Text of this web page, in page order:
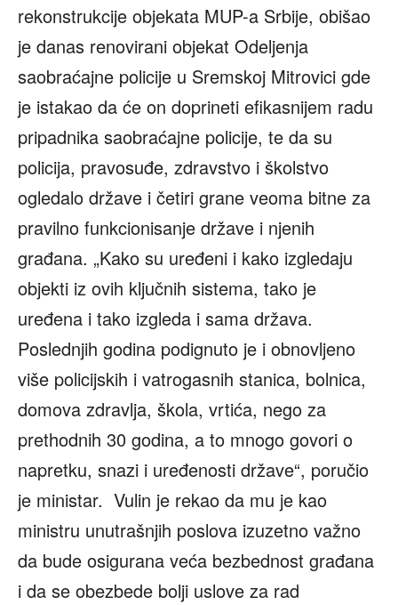
rekonstrukcije objekata MUP-a Srbije, obišao
je danas renovirani objekat Odeljenja
saobraćajne policije u Sremskoj Mitrovici gde
je istakao da će on doprineti efikasnijem radu
pripadnika saobraćajne policije, te da su
policija, pravosuđe, zdravstvo i školstvo
ogledalo države i četiri grane veoma bitne za
pravilno funkcionisanje države i njenih
građana. „Kako su uređeni i kako izgledaju
objekti iz ovih ključnih sistema, tako je
uređena i tako izgleda i sama država.
Poslednjih godina podignuto je i obnovljeno
više policijskih i vatrogasnih stanica, bolnica,
domova zdravlja, škola, vrtića, nego za
prethodnih 30 godina, a to mnogo govori o
napretku, snazi i uređenosti države“, poručio
je ministar. Vulin je rekao da mu je kao
ministru unutrašnjih poslova izuzetno važno
da bude osigurana veća bezbednost građana
i da se obezbede bolji uslove za rad